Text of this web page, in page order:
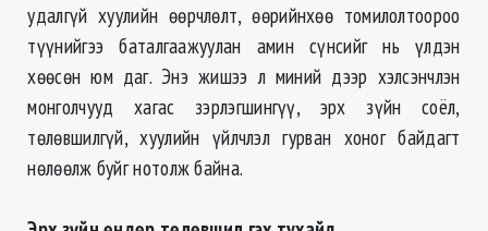
удалгүй хуулийн өөрчлөлт, өөрийнхөө томилолтоороо
түүнийгээ баталгаажуулан амин сүнсийг нь үлдэн
хөөсөн юм даг. Энэ жишээ л миний дээр хэлсэнчлэн
монголчууд хагас зэрлэгшингүү, эрх зүйн соёл,
төлөвшилгүй, хуулийн үйлчлэл гурван хоног байдагт
нөлөөлж буйг нотолж байна.